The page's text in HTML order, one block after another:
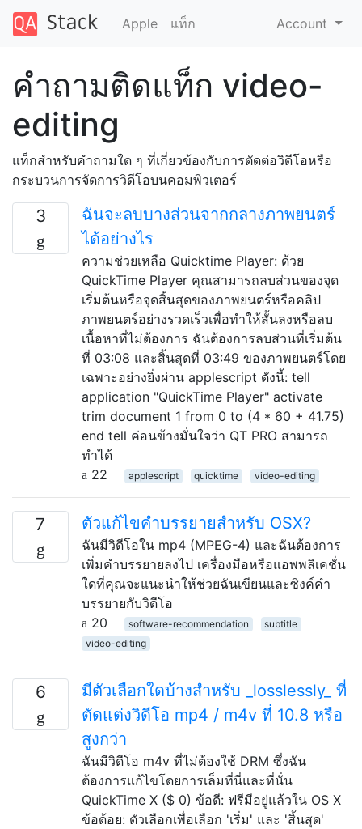
Apple แท็ก Account
คำถามติดแท็ก video-
editing
แท็กสำหรับคำถามใด ๆ ที่เกี่ยวข้องกับการตัดต่อวิดีโอหรือ
กระบวนการจัดการวิดีโอบนคอมพิวเตอร์
3
ฉันจะลบบางส่วนจากกลางภาพยนตร์
ได้อย่างไร
ความช่วยเหลือ Quicktime Player: ด้วย
QuickTime Player คุณสามารถลบส่วนของจุด
เริ่มต้นหรือจุดสิ้นสุดของภาพยนตร์หรือคลิป
ภาพยนตร์อย่างรวดเร็วเพื่อทำให้สั้นลงหรือลบ
เนื้อหาที่ไม่ต้องการ ฉันต้องการลบส่วนที่เริ่มต้น
ที่ 03:08 และสิ้นสุดที่ 03:49 ของภาพยนตร์โดย
เฉพาะอย่างยิ่งผ่าน applescript ดังนี้: tell
application "QuickTime Player" activate
trim document 1 from 0 to (4 * 60 + 41.75)
end tell ค่อนข้างมั่นใจว่า QT PRO สามารถ
ทำได้
22
applescript quicktime video-editing
7 ตัวแก้ไขคำบรรยายสำหรับ OSX?
ฉันมีวิดีโอใน mp4 (MPEG-4) และฉันต้องการ
เพิ่มคำบรรยายลงไป เครื่องมือหรือแอพพลิเคชั่น
ใดที่คุณจะแนะนำให้ช่วยฉันเขียนและซิงค์คำ
บรรยายกับวิดีโอ
20
software-recommendation
subtitle
video-editing
6
มีตัวเลือกใดบ้างสำหรับ _losslessly_ ที่
ตัดแต่งวิดีโอ mp4 / m4v ที่ 10.8 หรือ
สูงกว่า
ฉันมีวิดีโอ m4v ที่ไม่ต้องใช้ DRM ซึ่งฉัน
ต้องการแก้ไขโดยการเล็มที่นี่และที่นั่น
QuickTime X ($ 0) ข้อดี: ฟรีมีอยู่แล้วใน OS X
ข้อด้อย: ตัวเลือกเพื่อเลือก 'เริ่ม' และ 'สิ้นสุด'